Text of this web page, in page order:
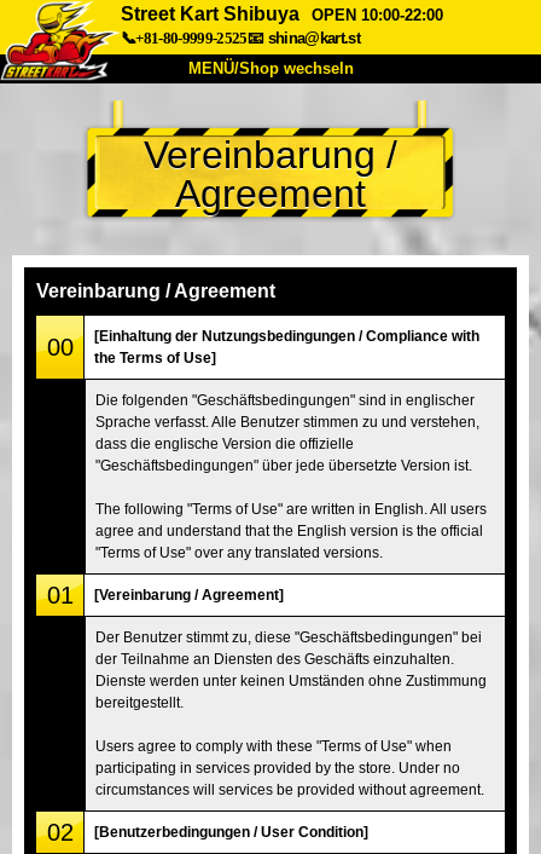
Street Kart Shibuya
OPEN 10:00-22:00
📞+81-80-9999-2525📧 shina@kart.st
MENÜ/Shop wechseln
Über uns Spezifikationen Preise
Anfahrt Bewertungen FAQ
Shop wechseln
Tokio Akihabara#2
Tokio Shibuya Annex Tokio Bucht
Tokio Asakusa
Vereinbarung /
Agreement
Vereinbarung / Agreement
00
[Einhaltung der Nutzungsbedingungen / Compliance with
the Terms of Use]
Die folgenden "Geschäftsbedingungen" sind in englischer
Sprache verfasst. Alle Benutzer stimmen zu und verstehen,
dass die englische Version die offizielle
"Geschäftsbedingungen" über jede übersetzte Version ist.
The following "Terms of Use" are written in English. All users
agree and understand that the English version is the official
"Terms of Use" over any translated versions.
01 [Vereinbarung / Agreement]
Der Benutzer stimmt zu, diese "Geschäftsbedingungen" bei
der Teilnahme an Diensten des Geschäfts einzuhalten.
Dienste werden unter keinen Umständen ohne Zustimmung
bereitgestellt.
Users agree to comply with these "Terms of Use" when
participating in services provided by the store. Under no
circumstances will services be provided without agreement.
02 [Benutzerbedingungen / User Condition]